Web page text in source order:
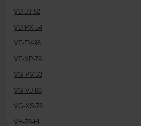
VD-JJ-52
VD-PX-54
VF-FV-96
VF-XP-79
VG-PV-33
VG-VJ-68
VG-XS-76
VH-78-HL